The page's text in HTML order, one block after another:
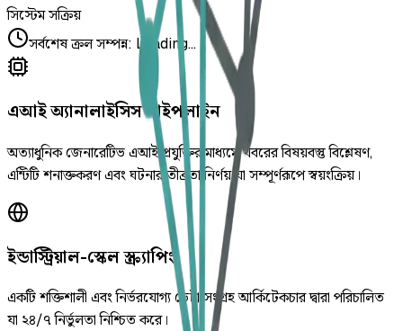
সিস্টেম সক্রিয়
সর্বশেষ ক্রল সম্পন্ন: Loading...
এআই অ্যানালাইসিস পাইপলাইন
অত্যাধুনিক জেনারেটিভ এআই প্রযুক্তির মাধ্যমে খবরের বিষয়বস্তু বিশ্লেষণ,
এন্টিটি শনাক্তকরণ এবং ঘটনার তীব্রতা নির্ণয় যা সম্পূর্ণরূপে স্বয়ংক্রিয়।
ইন্ডাস্ট্রিয়াল-স্কেল স্ক্র্যাপিং
একটি শক্তিশালী এবং নির্ভরযোগ্য ডেটা সংগ্রহ আর্কিটেকচার দ্বারা পরিচালিত
যা ২৪/৭ নির্ভুলতা নিশ্চিত করে।